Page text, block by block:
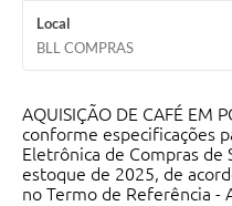
Local
BLL COMPRAS
AQUISIÇÃO DE CAFÉ EM
conforme especificações
Eletrônica de Compras de
estoque de 2025, de
no Termo de Referência -